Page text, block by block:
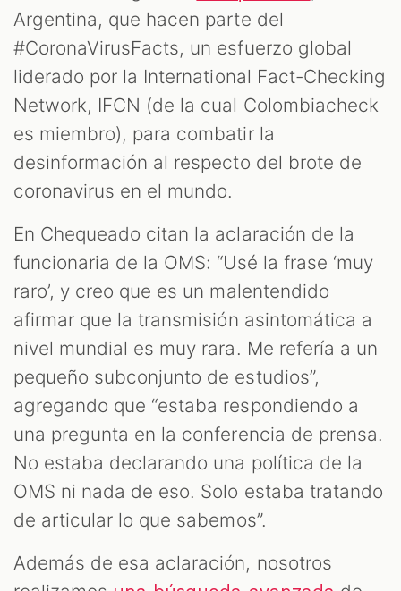
Argentina, que hacen parte del
#CoronaVirusFacts, un esfuerzo global
liderado por la International Fact-Checking
Network, IFCN (de la cual Colombiacheck
es miembro), para combatir la
desinformación al respecto del brote de
coronavirus en el mundo.
En Chequeado citan la aclaración de la
funcionaria de la OMS: “Usé la frase ‘muy
raro’, y creo que es un malentendido
afirmar que la transmisión asintomática a
nivel mundial es muy rara. Me refería a un
pequeño subconjunto de estudios”,
agregando que “estaba respondiendo a
una pregunta en la conferencia de prensa.
No estaba declarando una política de la
OMS ni nada de eso. Solo estaba tratando
de articular lo que sabemos”.
Además de esa aclaración, nosotros